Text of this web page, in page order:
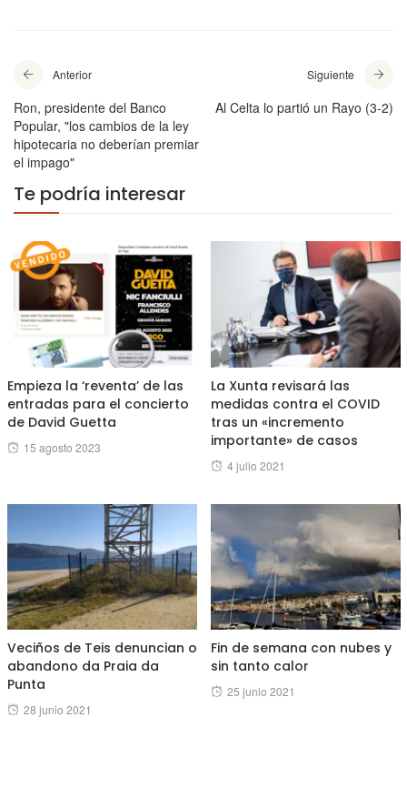
Anterior
Ron, presidente del Banco
Popular, "los cambios de la ley
hipotecaria no deberían premiar
el impago"
Siguiente
Al Celta lo partió un Rayo (3-2)
Te podría interesar
Empieza la ‘reventa’ de las
entradas para el concierto
de David Guetta
Posted
15 agosto 2023
La Xunta revisará las
medidas contra el COVID
tras un «incremento
importante» de casos
Posted
4 julio 2021
Veciños de Teis denuncian o
abandono da Praia da
Punta
Posted
28 junio 2021
Fin de semana con nubes y
sin tanto calor
Posted
25 junio 2021